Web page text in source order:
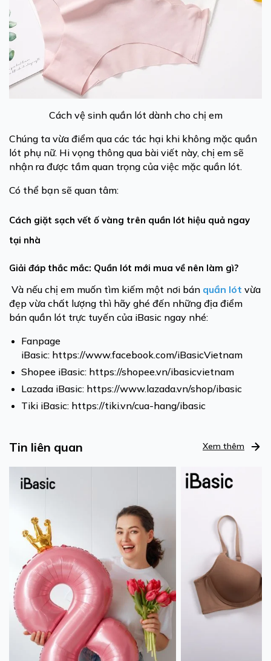
Cách vệ sinh quần lót dành cho chị em
Chúng ta vừa điểm qua các tác hại khi không mặc quần
lót phụ nữ. Hi vọng thông qua bài viết này, chị em sẽ
nhận ra được tầm quan trọng của việc mặc quần lót.
Có thể bạn sẽ quan tâm:
Cách giặt sạch vết ố vàng trên quần lót hiệu quả ngay
tại nhà
Giải đáp thắc mắc: Quần lót mới mua về nên làm gì?
Và nếu chị em muốn tìm kiếm một nơi bán quần lót vừa
đẹp vừa chất lượng thì hãy ghé đến những địa điểm
bán quần lót trực tuyến của iBasic ngay nhé:
Fanpage
iBasic: https://www.facebook.com/iBasicVietnam
Shopee iBasic: https://shopee.vn/ibasicvietnam
Lazada iBasic: https://www.lazada.vn/shop/ibasic
Tiki iBasic: https://tiki.vn/cua-hang/ibasic
Tin liên quan Xem thêm